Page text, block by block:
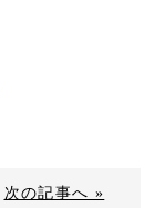
次の記事へ »